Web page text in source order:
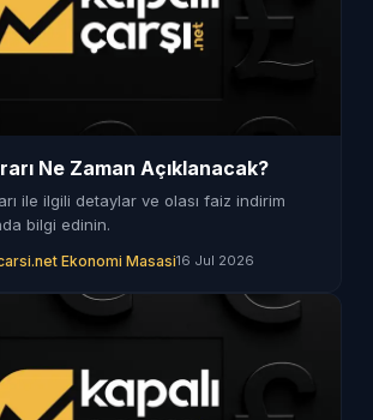
Ne Zaman Açıklanacak?
ile ilgili detaylar ve olası faiz indirim
bilgi edinin.
Ekonomi Masasi16 Jul 2026